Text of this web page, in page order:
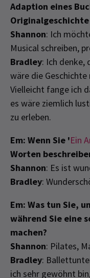
Adaption eines
Shannon: Ich
Musical schreiben,
Bradley: Ich denke,
wäre die
Vielleicht fange ich
es wäre ziemlich
zu erleben.
Em: Wenn Sie 'Ein
Worten
Shannon: Es ist
Bradley:
Em: Was tun Sie,
während Sie eine
machen?
Shannon: Pilates,
Bradley:
ich sehr gewöhnt